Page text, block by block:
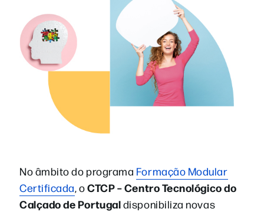
No âmbito do programa Formação Modular
Certificada, oCTCP – Centro Tecnológico do
Calçado de Portugaldisponibiliza novas